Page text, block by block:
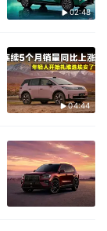
02:48
04:44